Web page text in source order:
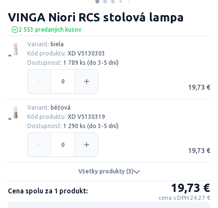
2 553 predaných kusov
VINGA Niori RCS stolová lampa
Variant: biela
Kód produktu: XD V5130303
Dostupnosť: 1 789 ks (do 3-5 dní)
19,73 €
Variant: béžová
Kód produktu: XD V5130319
Dostupnosť: 1 290 ks (do 3-5 dní)
19,73 €
Všetky produkty (3)
Cena spolu za 1 produkt: 19,73 €
cena s DPH 24,27 €